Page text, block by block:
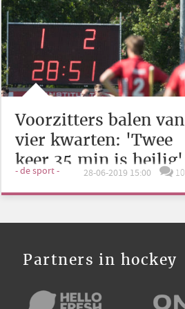
Voorzitters balen van
vier kwarten: 'Twee
keer 35 min is heilig'
- de sport - 28-06-2019 15:00 10
Partners in hockey